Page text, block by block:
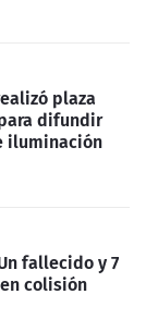
plaza
difundir
iluminación
fallecido y 7
colisión